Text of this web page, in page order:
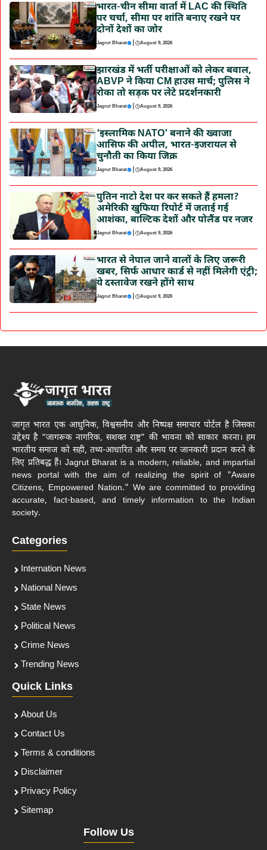
भारत-चीन सीमा वार्ता में LAC की स्थिति
पर चर्चा, सीमा पर शांति बनाए रखने पर
दोनों देशों का जोर
Jagrut Bharat | August 9, 2026
झारखंड में भर्ती परीक्षाओं को लेकर बवाल,
ABVP ने किया CM हाउस मार्च; पुलिस ने
रोका तो सड़क पर लेटे प्रदर्शनकारी
Jagrut Bharat | August 9, 2026
‘इस्लामिक NATO’ बनाने की ख्वाजा
आसिफ की अपील, भारत-इजरायल से
चुनौती का किया जिक्र
Jagrut Bharat | August 9, 2026
पुतिन नाटो देश पर कर सकते हैं हमला?
अमेरिकी खुफिया रिपोर्ट में जताई गई
आशंका, बाल्टिक देशों और पोलैंड पर नजर
Jagrut Bharat | August 9, 2026
भारत से नेपाल जाने वालों के लिए जरूरी
खबर, सिर्फ आधार कार्ड से नहीं मिलेगी एंट्री;
ये दस्तावेज रखने होंगे साथ
Jagrut Bharat | August 9, 2026
जागृत भारत एक आधुनिक, विश्वसनीय और निष्पक्ष समाचार पोर्टल है जिसका
उद्देश्य है “जागरूक नागरिक, सशक्त राष्ट्र” की भावना को साकार करना। हम
भारतीय समाज को सही, तथ्य-आधारित और समय पर जानकारी प्रदान करने के
लिए प्रतिबद्ध हैं। Jagrut Bharat is a modern, reliable, and impartial
news portal with the aim of realizing the spirit of "Aware
Citizens, Empowered Nation." We are committed to providing
accurate, fact-based, and timely information to the Indian
society.
Categories
Internation News
National News
State News
Political News
Crime News
Trending News
Quick Links
About Us
Contact Us
Terms & conditions
Disclaimer
Privacy Policy
Sitemap
Follow Us